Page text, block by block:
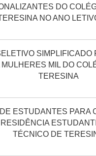
DO
NO ANO
SIMPLIFICADO
MULHERES MIL DO
TERESINA
ESTUDANTES PARA
TÉCNICO DE